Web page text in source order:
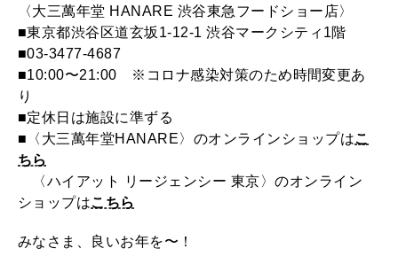
〈大三萬年堂 HANARE 渋谷東急フードショー店〉
■東京都渋谷区道玄坂1-12-1 渋谷マークシティ1階
■03-3477-4687
■10:00〜21:00 ※コロナ感染対策のため時間変更あ
り
■定休日は施設に準ずる
■〈大三萬年堂HANARE〉のオンラインショップはこ
ちら
〈ハイアット リージェンシー 東京〉のオンライン
ショップはこちら
みなさま、良いお年を〜！